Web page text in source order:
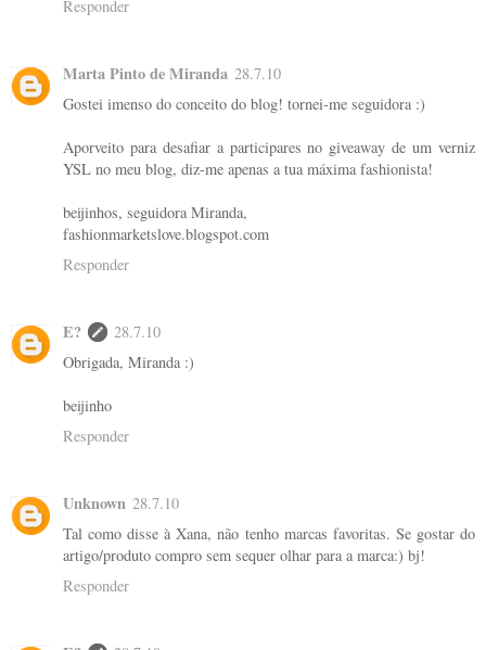
Responder
Marta Pinto de Miranda 28.7.10
Gostei imenso do conceito do blog! tornei-me seguidora :)
Aporveito para desafiar a participares no giveaway de um verniz
YSL no meu blog, diz-me apenas a tua máxima fashionista!
beijinhos, seguidora Miranda,
fashionmarketslove.blogspot.com
Responder
E?
28.7.10
Obrigada, Miranda :)
beijinho
Responder
Unknown 28.7.10
Tal como disse à Xana, não tenho marcas favoritas. Se gostar do
artigo/produto compro sem sequer olhar para a marca:) bj!
Responder